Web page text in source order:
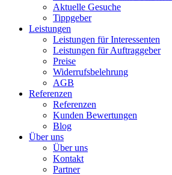
Aktuelle Gesuche
Tippgeber
Leistungen
Leistungen für Interessenten
Leistungen für Auftraggeber
Preise
Widerrufsbelehrung
AGB
Referenzen
Referenzen
Kunden Bewertungen
Blog
Über uns
Über uns
Kontakt
Partner